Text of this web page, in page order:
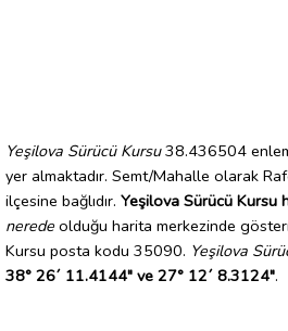
Yeşilova Sürücü Kursu38.436504
yer almaktadır. Semt/Mahalle olarak
ilçesine bağlıdır. Yeşilova Sürücü Kursu
nerede olduğu harita merkezinde
Kursu posta kodu 35090. Yeşilova
38° 26´ 11.4144" ve 27° 12´ 8.3124".